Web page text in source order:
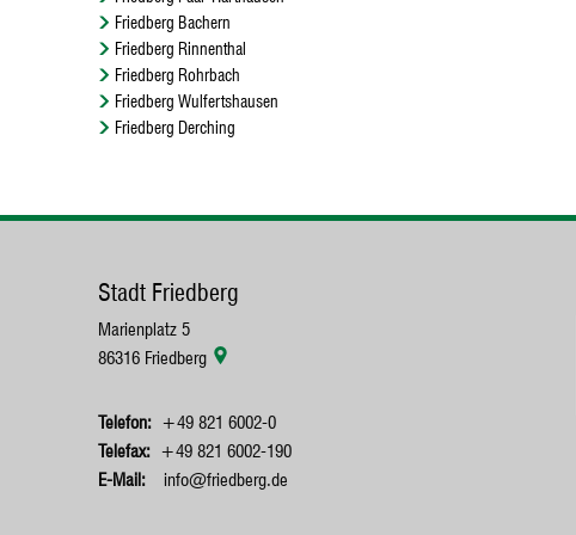
Friedberg Bachern
Friedberg Rinnenthal
Friedberg Rohrbach
Friedberg Wulfertshausen
Friedberg Derching
Stadt Friedberg
Marienplatz 5
86316 Friedberg
+49 821 6002-0
+49 821 6002-190
info@friedberg.de